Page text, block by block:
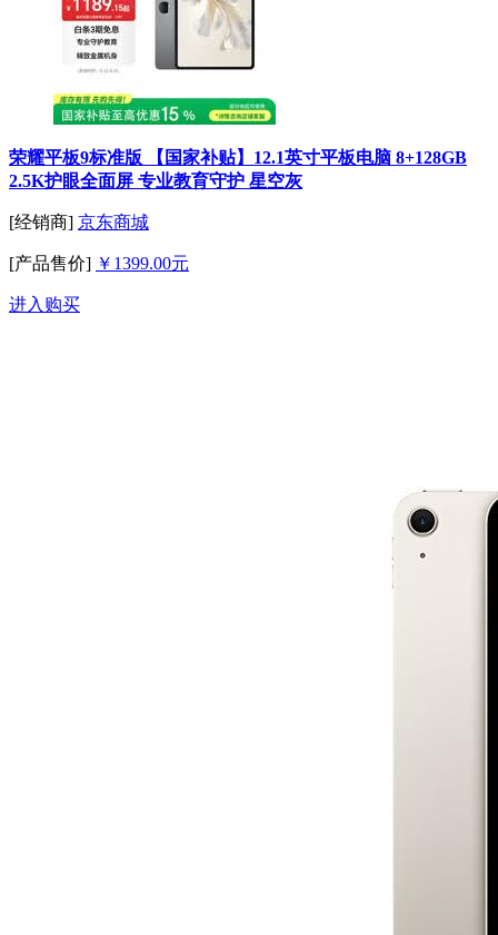
荣耀平板9标准版 【国家补贴】12.1英寸平板电脑 8+128GB
2.5K护眼全面屏 专业教育守护 星空灰
[经销商] 京东商城
[产品售价] ￥1399.00元
进入购买